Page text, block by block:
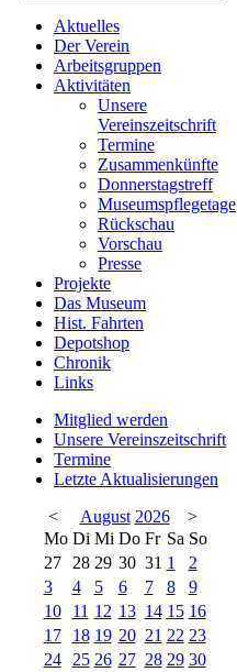
Aktuelles
Der Verein
Arbeitsgruppen
Aktivitäten
Unsere
Vereinszeitschrift
Termine
Zusammenkünfte
Donnerstagstreff
Museumspflegetage
Rückschau
Vorschau
Presse
Projekte
Das Museum
Hist. Fahrten
Depotshop
Chronik
Links
Mitglied werden
Unsere Vereinszeitschrift
Termine
Letzte Aktualisierungen
<
August 2026
>
Mo Di Mi Do Fr Sa So
27
28 29 30 31 1
2
3
4 5 6 7 8
9
10
11 12 13 14 15 16
17
18 19 20 21 22 23
24
25 26 27 28 29 30